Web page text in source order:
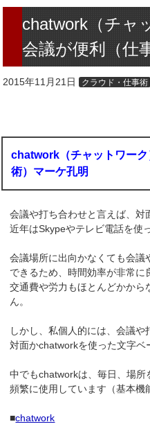
chatwork（チャ
会議が便利（仕
2015年11月21日 クラウド・仕事術
chatwork（チャットワー
術）マーケ孔明
会議や打ち合わせと言えば、対
近年はSkypeやテレビ電話を使
会議場所に出向かなくても会議
できるため、時間効率が非常に
交通費や労力もほとんどかか
ん。
しかし、私個人的には、会議や
対面かchatworkを使った文字ベ
中でもchatworkは、毎日、場所
頻繁に使用しています（基本機
■chatwork